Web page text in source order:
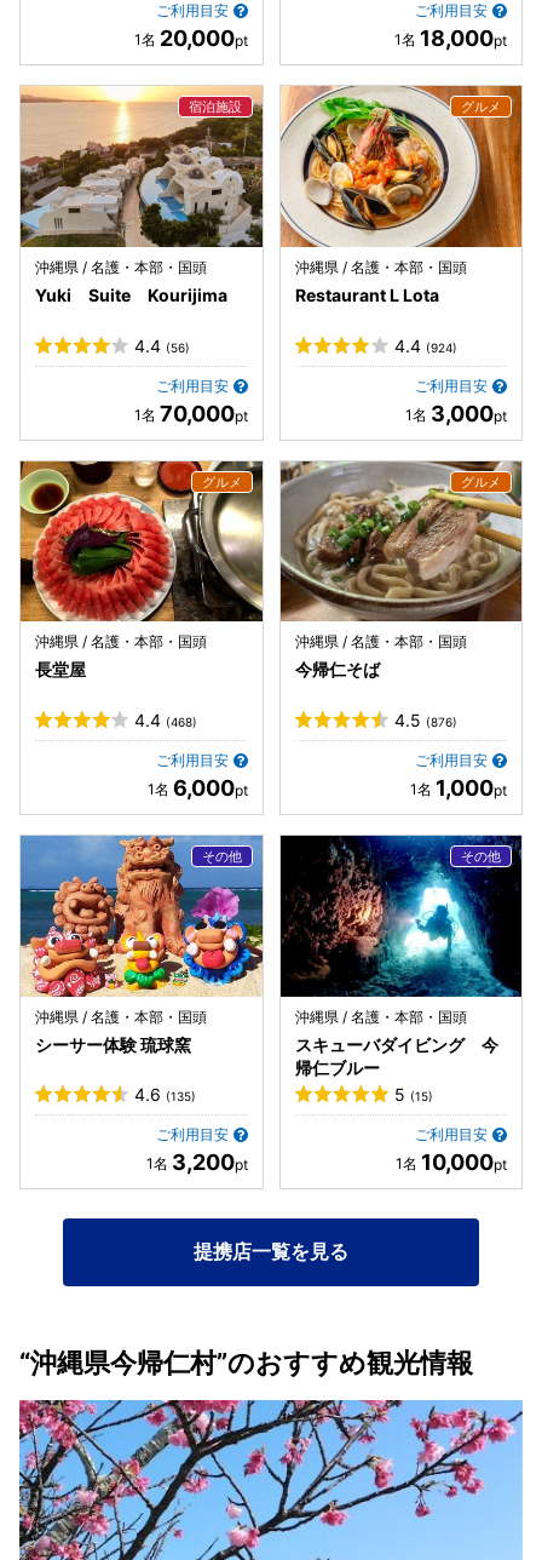
ご利用目安
20,000
ご利用目安
18,000
沖縄県 / 名護・本部・国頭
Yuki Suite Kourijima
4.4 (56)
ご利用目安
70,000
沖縄県 / 名護・本部・国頭
Restaurant L Lota
4.4 (924)
ご利用目安
3,000
沖縄県 / 名護・本部・国頭
長堂屋
4.4 (468)
ご利用目安
6,000
沖縄県 / 名護・本部・国頭
今帰仁そば
4.5 (876)
ご利用目安
1,000
沖縄県 / 名護・本部・国頭
シーサー体験 琉球窯
4.6 (135)
ご利用目安
3,200
沖縄県 / 名護・本部・国頭
スキューバダイビング 今
帰仁ブルー
5 (15)
ご利用目安
10,000
提携店一覧を見る
“沖縄県今帰仁村”のおすすめ観光情報